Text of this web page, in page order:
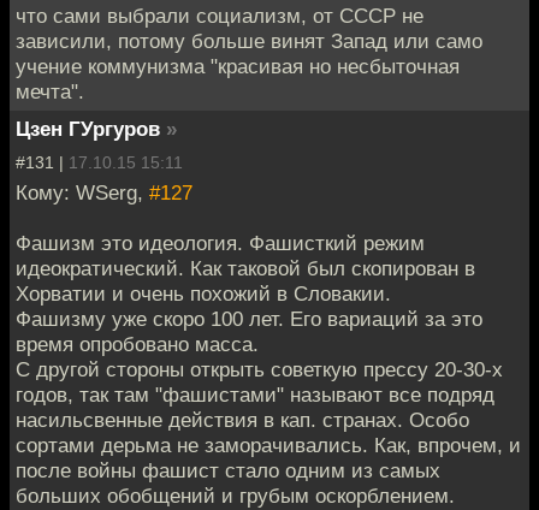
что сами выбрали социализм, от СССР не
зависили, потому больше винят Запад или само
учение коммунизма "красивая но несбыточная
мечта".
Цзен ГУргуров »
#131 | 17.10.15 15:11
Кому: WSerg, #127
Фашизм это идеология. Фашисткий режим
идеократический. Как таковой был скопирован в
Хорватии и очень похожий в Словакии.
Фашизму уже скоро 100 лет. Его вариаций за это
время опробовано масса.
С другой стороны открыть советкую прессу 20-30-х
годов, так там "фашистами" называют все подряд
насильсвенные действия в кап. странах. Особо
сортами дерьма не заморачивались. Как, впрочем, и
после войны фашист стало одним из самых
больших обобщений и грубым оскорблением.